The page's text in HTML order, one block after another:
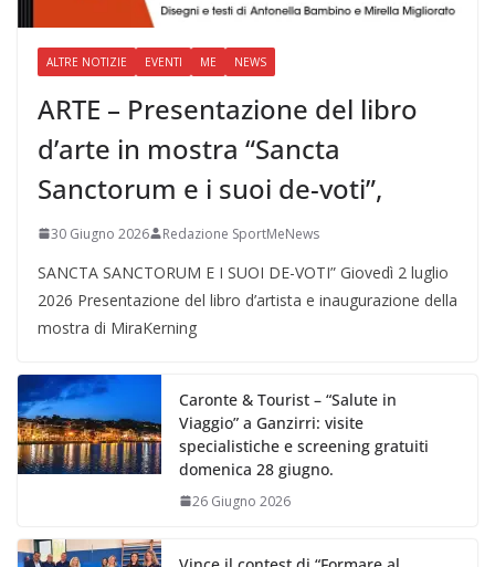
ALTRE NOTIZIE EVENTI ME NEWS
ARTE – Presentazione del libro
d’arte in mostra “Sancta
Sanctorum e i suoi de-voti”,
30 Giugno 2026 Redazione SportMeNews
SANCTA SANCTORUM E I SUOI DE-VOTI” Giovedì 2 luglio
2026 Presentazione del libro d’artista e inaugurazione della
mostra di MiraKerning
Caronte & Tourist – “Salute in
Viaggio” a Ganzirri: visite
specialistiche e screening gratuiti
domenica 28 giugno.
26 Giugno 2026